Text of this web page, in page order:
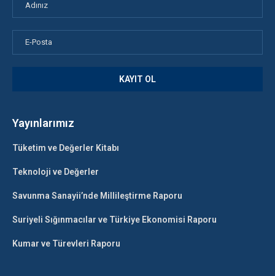
Yayınlarımız
Tüketim ve Değerler Kitabı
Teknoloji ve Değerler
Savunma Sanayii’nde Millileştirme Raporu
Suriyeli Sığınmacılar ve Türkiye Ekonomisi Raporu
Kumar ve Türevleri Raporu